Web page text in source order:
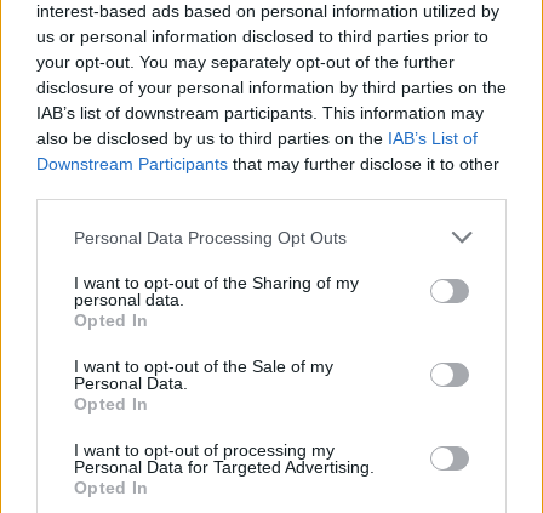
interest-based ads based on personal information utilized by
us or personal information disclosed to third parties prior to
your opt-out. You may separately opt-out of the further
disclosure of your personal information by third parties on the
IAB’s list of downstream participants. This information may
also be disclosed by us to third parties on the IAB’s List of
Downstream Participants that may further disclose it to other
Personal Data Processing Opt Outs
I want to opt-out of the Sharing of my
personal data.
Opted In
I want to opt-out of the Sale of my
Personal Data.
Opted In
I want to opt-out of processing my
Personal Data for Targeted Advertising.
Opted In
A
D U B A
R
J
E C
E
O
L A
Saudação alternativa ao oi:
O
L
Á
Capital dos __, apelido da cidade de Campo Grande:
P Ê
S
Ergue algo no ar
Ç
A
P A
D